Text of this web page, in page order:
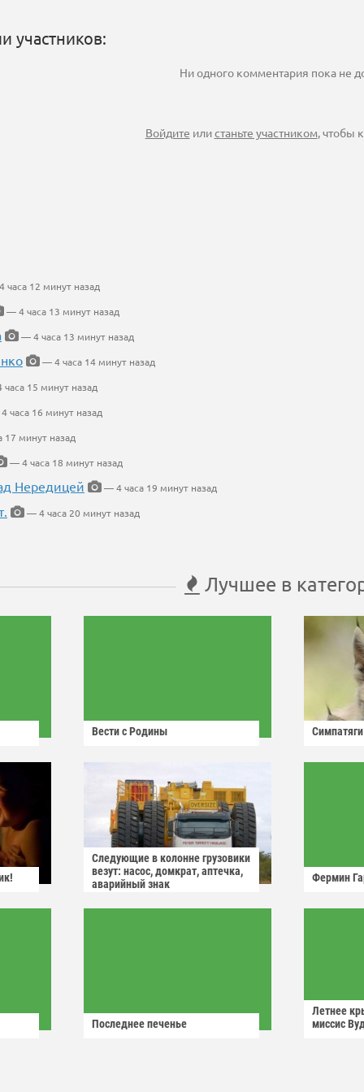
участников:
Ни одного комментария пока не
Войдите илистаньте участником, чтобы
12 минут назад
— 4 часа 13 минут назад
— 4 часа 13 минут назад
— 4 часа 14 минут назад
15 минут назад
часа 16 минут назад
минут назад
— 4 часа 18 минут назад
Нередицей — 4 часа 19 минут назад
— 4 часа 20 минут назад
Лучшее в
Вести с Родины Симпатяги
Следующие в колонне грузовики
везут: насос, домкрат, аптечка,
аварийный знак
Фермин
Последнее печенье
Летнее
миссис